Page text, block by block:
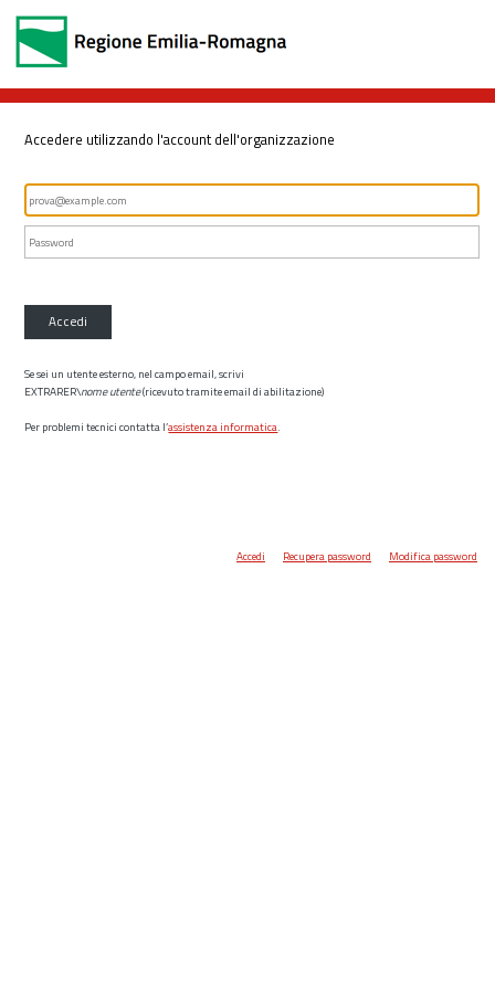
Accedere utilizzando l'account dell'organizzazione
Accedi
Se sei un utente esterno, nel campo email, scrivi
EXTRARER\nome utente(ricevuto tramite email di abilitazione)
Per problemi tecnici contatta l’assistenza informatica.
Accedi Recupera password Modifica password